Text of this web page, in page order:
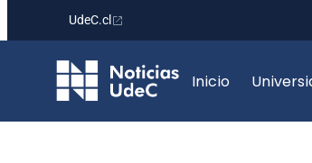
contenido
UdeC.cl
Inicio